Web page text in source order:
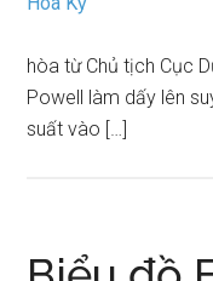
hòa từ Chủ tịch Cục
Powell làm dấy lên
suất vào […]